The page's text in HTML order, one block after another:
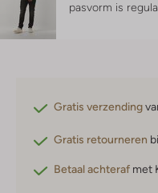
pasvorm is
Gratis verzending
Gratis retourneren
Betaal achteraf met